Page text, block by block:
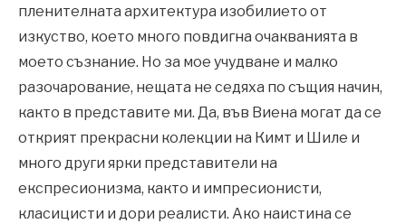
пленителната архитектура изобилието от
изкуство, което много повдигна очакванията в
моето съзнание. Но за мое учудване и малко
разочарование, нещата не седяха по същия начин,
както в представите ми. Да, във Виена могат да се
открият прекрасни колекции на Кимт и Шиле и
много други ярки представители на
експресионизма, както и импресионисти,
класицисти и дори реалисти. Ако наистина се